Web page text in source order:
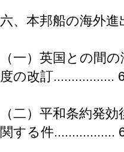
六、本邦船の海外進
（一）英国との間
度の改訂.................
（二）平和条約発
関する件.................